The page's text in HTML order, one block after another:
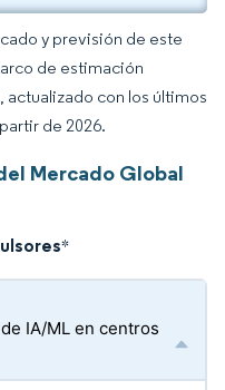
y previsión de este
de estimación
con los últimos
de 2026.
Mercado Global
*
IA/ML en centros